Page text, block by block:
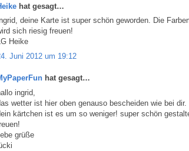
hat gesagt…
Ingrid, deine Karte ist super schön geworden. Die
sich riesig freuen!
Heike
Juni 2012 um 19:12
hat gesagt…
ingrid,
wetter ist hier oben genauso bescheiden wie bei dir.
kärtchen ist es um so weniger! super schön
grüße